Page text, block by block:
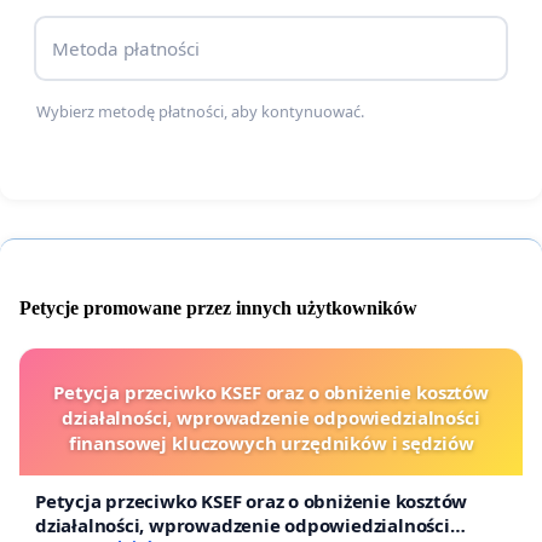
Polski, młoda osoba, kończąc szkołę podstawową,
przestaje mieć możliwość dojazdu do szkoły -
dotyczy to zwłaszcza osób z rodzin mniej
zamożnych - co jest skandaliczną dyskryminacją, a
Metoda płatności
Wybierz metodę płatności, aby kontynuować.
Petycje promowane przez innych użytkowników
Petycja przeciwko KSEF oraz o obniżenie kosztów
działalności, wprowadzenie odpowiedzialności
finansowej kluczowych urzędników i sędziów
Petycja przeciwko KSEF oraz o obniżenie kosztów
działalności, wprowadzenie odpowiedzialności